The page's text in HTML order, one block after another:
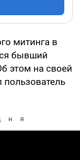
митинга в
бывший
этом на своей